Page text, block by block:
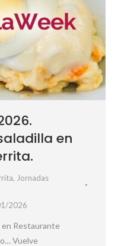
en
, Jornadas
2026
en Restaurante
Vuelve